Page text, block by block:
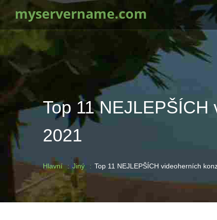
myservername.com
Top 11
2021
Hlavní Jiný Top 11 NEJLEPŠÍCH videoherních